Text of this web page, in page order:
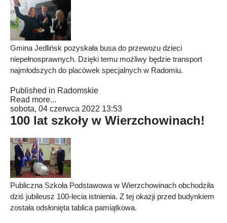
Gmina Jedlińsk pozyskała busa do przewozu dzieci
niepełnosprawnych. Dzięki temu możliwy będzie transport
najmłodszych do placówek specjalnych w Radomiu.
Published in Radomskie
Read more...
sobota, 04 czerwca 2022 13:53
100 lat szkoły w Wierzchowinach!
Publiczna Szkoła Podstawowa w Wierzchowinach obchodziła
dziś jubileusz 100-lecia istnienia. Z tej okazji przed budynkiem
została odsłonięta tablica pamiątkowa.